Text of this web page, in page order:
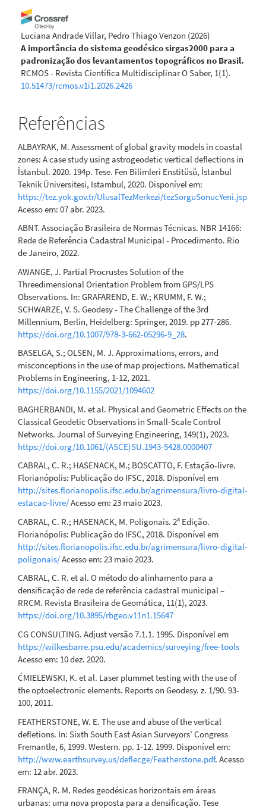
Luciana Andrade Villar, Pedro Thiago Venzon (2026)
A importância do sistema geodésico sirgas2000 para a
padronização dos levantamentos topográficos no Brasil.
RCMOS - Revista Científica Multidisciplinar O Saber, 1(1).
10.51473/rcmos.v1i1.2026.2426
Referências
ALBAYRAK, M. Assessment of global gravity models in coastal
zones: A case study using astrogeodetic vertical deflections in
İstanbul. 2020. 194p. Tese. Fen Bilimleri Enstitüsü, İstanbul
Teknik Üniversitesi, Istambul, 2020. Disponível em:
https://tez.yok.gov.tr/UlusalTezMerkezi/tezSorguSonucYeni.jsp
Acesso em: 07 abr. 2023.
ABNT. Associação Brasileira de Normas Técnicas. NBR 14166:
Rede de Referência Cadastral Municipal - Procedimento. Rio
de Janeiro, 2022.
AWANGE, J. Partial Procrustes Solution of the
Threedimensional Orientation Problem from GPS/LPS
Observations. In: GRAFAREND, E. W.; KRUMM, F. W.;
SCHWARZE, V. S. Geodesy - The Challenge of the 3rd
Millennium, Berlin, Heidelberg: Springer, 2019. pp 277-286.
https://doi.org/10.1007/978-3-662-05296-9_28.
BASELGA, S.; OLSEN, M. J. Approximations, errors, and
misconceptions in the use of map projections. Mathematical
Problems in Engineering, 1-12, 2021.
https://doi.org/10.1155/2021/1094602
BAGHERBANDI, M. et al. Physical and Geometric Effects on the
Classical Geodetic Observations in Small-Scale Control
Networks. Journal of Surveying Engineering, 149(1), 2023.
https://doi.org/10.1061/(ASCE)SU.1943-5428.0000407
CABRAL, C. R.; HASENACK, M.; BOSCATTO, F. Estação-livre.
Florianópolis: Publicação do IFSC, 2018. Disponível em
http://sites.florianopolis.ifsc.edu.br/agrimensura/livro-digital-
estacao-livre/Acesso em: 23 maio 2023.
CABRAL, C. R.; HASENACK, M. Poligonais. 2ª Edição.
Florianópolis: Publicação do IFSC, 2018. Disponível em
http://sites.florianopolis.ifsc.edu.br/agrimensura/livro-digital-
poligonais/Acesso em: 23 maio 2023.
CABRAL, C. R. et al. O método do alinhamento para a
densificação de rede de referência cadastral municipal –
RRCM. Revista Brasileira de Geomática, 11(1), 2023.
https://doi.org/10.3895/rbgeo.v11n1.15647
CG CONSULTING. Adjust versão 7.1.1. 1995. Disponível em
https://wilkesbarre.psu.edu/academics/surveying/free-tools
Acesso em: 10 dez. 2020.
ĆMIELEWSKI, K. et al. Laser plummet testing with the use of
the optoelectronic elements. Reports on Geodesy. z. 1/90. 93-
100, 2011.
FEATHERSTONE, W. E. The use and abuse of the vertical
defletions. In: Sixth South East Asian Surveyors’ Congress
Fremantle, 6, 1999. Western. pp. 1-12. 1999. Disponível em:
http://www.earthsurvey.us/deflecge/Featherstone.pdf. Acesso
em: 12 abr. 2023.
FRANÇA, R. M. Redes geodésicas horizontais em áreas
urbanas: uma nova proposta para a densificação. Tese